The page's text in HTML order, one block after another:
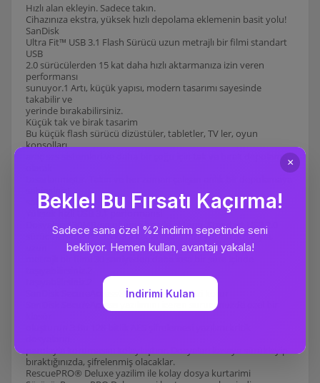
Hızlı alan ekleyin. Sadece takın.
Cihazınıza ekstra, yüksek hızlı depolama eklemenin basit yolu!
SanDisk
Ultra Fit™ USB 3.1 Flash Sürücü uzun metrajlı bir filmi standart
USB
2.0 sürücülerden 15 kat daha hızlı aktarmanıza izin veren
performansı
sunuyor.1 Artı, küçük yapısı, modern tasarımı sayesinde
takabilir ve
yerinde bırakabilirsiniz.
Küçük tak ve birak tasarim
Bu küçük flash sürücü dizüstüler, tabletler, TV ler, oyun
konsolları,
araç ses sistemleri ve daha bir çoğu için tak ve bırak depolama
sahipsiniz!
sahipsiniz!
Dosyaları 130MB/sn okuma hızıyla aktarın. Standart USB 2.0
sürücülerinden** 15 kata kadar daha hızlı yazma hızlarıyla,
SanDisk SecureAccess® yazilimi gizliliğinizi korur
SanDisk SecureAccess yazılımını içeren sürücünüzde özel bir
bıraktığınızda, şifrelenmiş olacaklar.
RescuePRO® Deluxe yazilim ile kolay dosya kurtarimi